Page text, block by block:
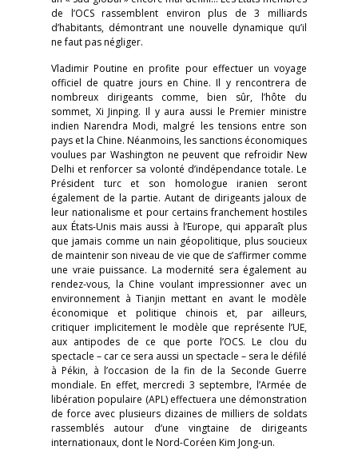
de l’OCS rassemblent environ plus de 3 milliards
d’habitants, démontrant une nouvelle dynamique qu’il
ne faut pas négliger.
Vladimir Poutine en profite pour effectuer un voyage
officiel de quatre jours en Chine. Il y rencontrera de
nombreux dirigeants comme, bien sûr, l’hôte du
sommet, Xi Jinping. Il y aura aussi le Premier ministre
indien Narendra Modi, malgré les tensions entre son
pays et la Chine. Néanmoins, les sanctions économiques
voulues par Washington ne peuvent que refroidir New
Delhi et renforcer sa volonté d’indépendance totale. Le
Président turc et son homologue iranien seront
également de la partie. Autant de dirigeants jaloux de
leur nationalisme et pour certains franchement hostiles
aux États-Unis mais aussi à l’Europe, qui apparaît plus
que jamais comme un nain géopolitique, plus soucieux
de maintenir son niveau de vie que de s’affirmer comme
une vraie puissance. La modernité sera également au
rendez-vous, la Chine voulant impressionner avec un
environnement à Tianjin mettant en avant le modèle
économique et politique chinois et, par ailleurs,
critiquer implicitement le modèle que représente l’UE,
aux antipodes de ce que porte l’OCS. Le clou du
spectacle – car ce sera aussi un spectacle – sera le défilé
à Pékin, à l’occasion de la fin de la Seconde Guerre
mondiale. En effet, mercredi 3 septembre, l’Armée de
libération populaire (APL) effectuera une démonstration
de force avec plusieurs dizaines de milliers de soldats
rassemblés autour d’une vingtaine de dirigeants
internationaux, dont le Nord-Coréen Kim Jong-un.